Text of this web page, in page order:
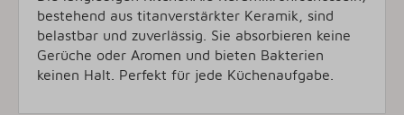
bestehend aus titanverstärkter Keramik, sind
belastbar und zuverlässig. Sie absorbieren keine
Gerüche oder Aromen und bieten Bakterien
keinen Halt. Perfekt für jede Küchenaufgabe.